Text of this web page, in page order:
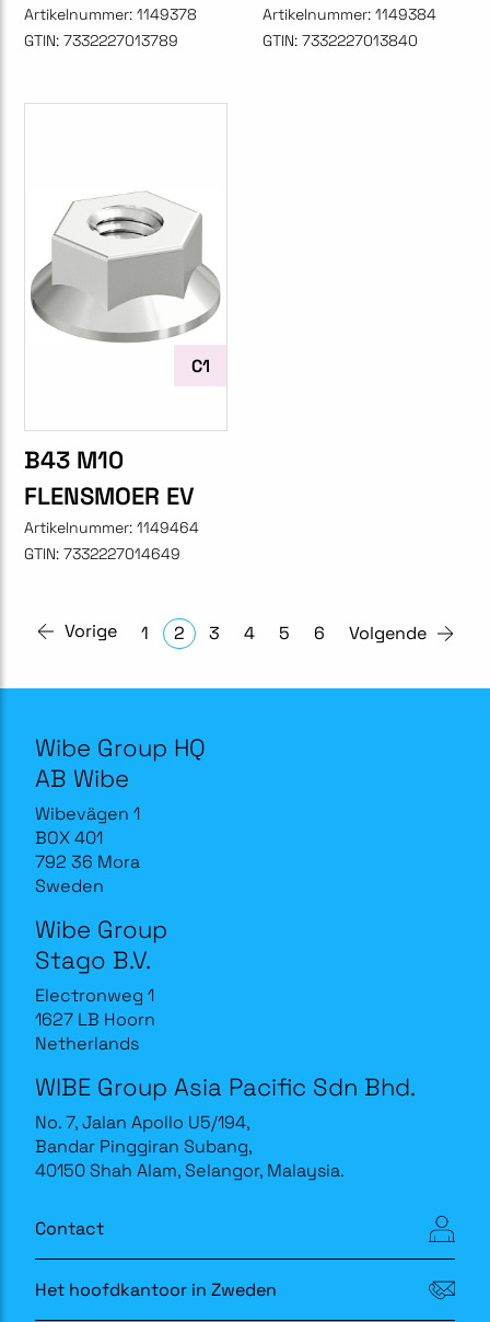
Artikelnummer: 1149378
GTIN: 7332227013789
Artikelnummer: 1149384
GTIN: 7332227013840
C1
B43 M10
FLENSMOER EV
Artikelnummer: 1149464
GTIN: 7332227014649
Vorige 1 2 3 4 5 6 Volgende
Wibe Group HQ
AB Wibe
Wibevägen 1
BOX 401
792 36 Mora
Sweden
Wibe Group
Stago B.V.
Electronweg 1
1627 LB Hoorn
Netherlands
WIBE Group Asia Pacific Sdn Bhd.
No. 7, Jalan Apollo U5/194,
Bandar Pinggiran Subang,
40150 Shah Alam, Selangor, Malaysia.
Contact
Het hoofdkantoor in Zweden